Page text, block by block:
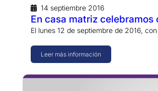
14 septiembre 2016
En casa matriz celebramos
El lunes 12 de septiembre de 2016,
Leer más información